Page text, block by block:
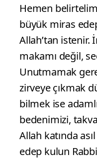
​Hemen
büyük miras
Allah’tan istenir.
makamı değil,
​Unutmamak
zirveye çıkmak
bilmek ise
bedenimizi,
Allah katında
edep kulun